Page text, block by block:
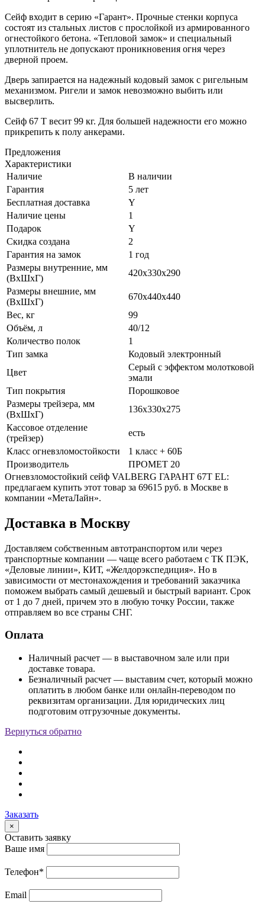
Сейф входит в серию «Гарант». Прочные стенки корпуса
состоят из стальных листов с прослойкой из армированного
огнестойкого бетона. «Тепловой замок» и специальный
уплотнитель не допускают проникновения огня через
дверной проем.
Дверь запирается на надежный кодовый замок с ригельным
механизмом. Ригели и замок невозможно выбить или
высверлить.
Сейф 67 T весит 99 кг. Для большей надежности его можно
прикрепить к полу анкерами.
Предложения
Характеристики
Наличие
В наличии
Гарантия
5 лет
Бесплатная доставка
Y
Наличие цены
1
Подарок
Y
Скидка создана
2
Гарантия на замок
1 год
Размеры внутренние, мм
(ВхШхГ)
420x330x290
Размеры внешние, мм
(ВхШхГ)
670x440x440
Вес, кг
99
Объём, л
40/12
Количество полок
1
Тип замка
Кодовый электронный
Цвет
Серый с эффектом молотковой
эмали
Тип покрытия
Порошковое
Размеры трейзера, мм
(ВхШхГ)
136x330x275
Кассовое отделение
(трейзер)
есть
Класс огневзломостойкости
1 класс + 60Б
Производитель
ПРОМЕТ 20
Огневзломостойкий сейф VALBERG ГАРАНТ 67T EL:
предлагаем купить этот товар за 69615 руб. в Москве в
компании «МетаЛайн».
Доставка в Москву
Доставляем собственным автотранспортом или через
транспортные компании — чаще всего работаем с ТК ПЭК,
«Деловые линии», КИТ, «Желдорэкспедиция». Но в
зависимости от местонахождения и требований заказчика
поможем выбрать самый дешевый и быстрый вариант. Срок
от 1 до 7 дней, причем это в любую точку России, также
отправляем во все страны СНГ.
Оплата
Наличный расчет — в выставочном зале или при
доставке товара.
Безналичный расчет — выставим счет, который можно
оплатить в любом банке или онлайн-переводом по
реквизитам организации. Для юридических лиц
подготовим отгрузочные документы.
Вернуться обратно
Заказать
×
Оставить заявку
Ваше имя
Телефон*
Email